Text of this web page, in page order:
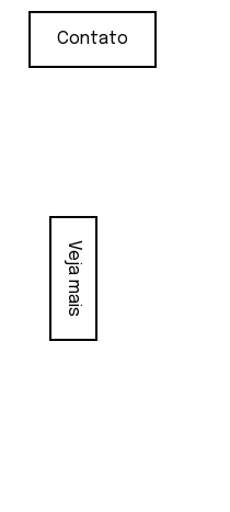
Contato
Veja mais